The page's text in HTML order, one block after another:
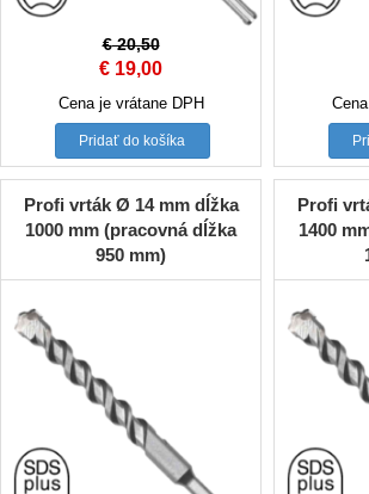
€20,50
Original
price
was:
€ 20,50.
€ 19,00Current
price
is:
€ 19,00.
Cena je vrátane DPH
Pridať do košíka
Profi vrták Ø 14 mm dĺžka
1000 mm (pracovná dĺžka
950 mm)
Profi
1400